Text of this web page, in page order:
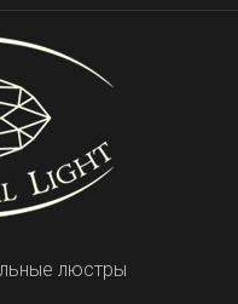
люстры